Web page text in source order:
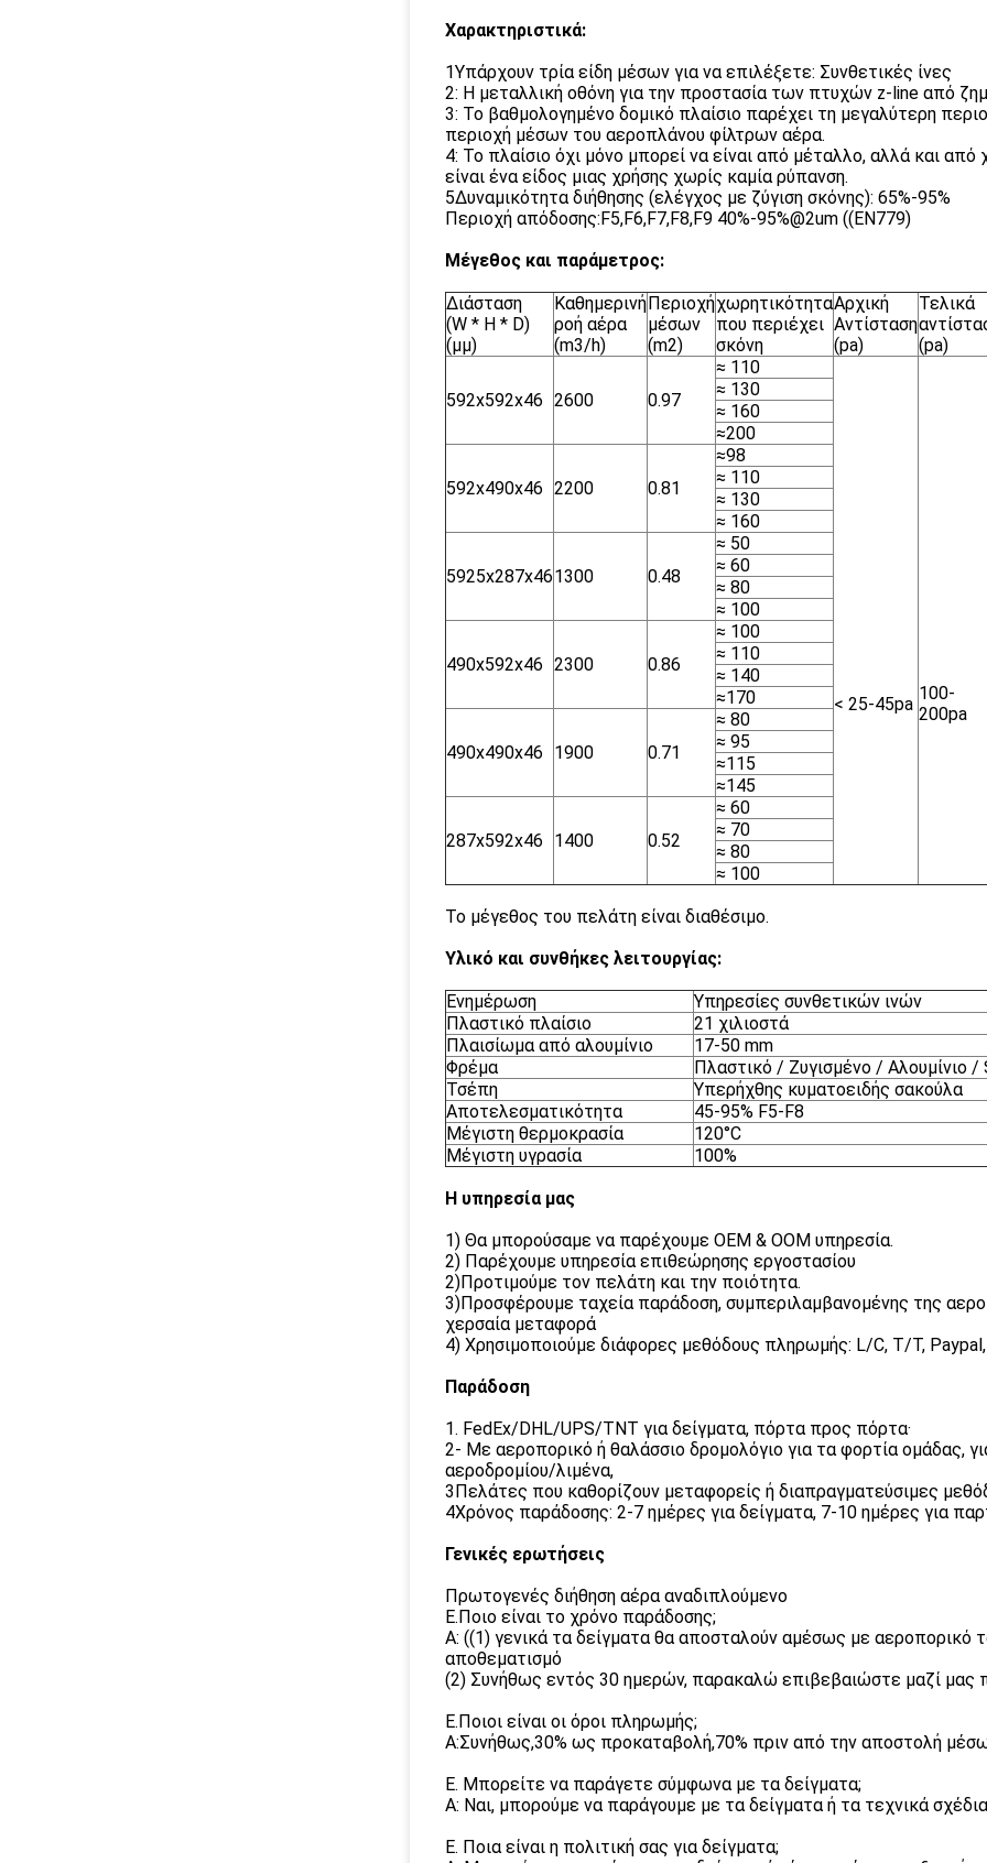
Χαρακτηριστικά:
1Υπάρχουν τρία είδη μέσων για να επιλέξετε: Συνθετικές ίνες
2: Η μεταλλική οθόνη για την προστασία των πτυχών z-line από
3: Το βαθμολογημένο δομικό πλαίσιο παρέχει τη μεγαλύτερη
περιοχή μέσων του αεροπλάνου φίλτρων αέρα.
4: Το πλαίσιο όχι μόνο μπορεί να είναι από μέταλλο, αλλά και
είναι ένα είδος μιας χρήσης χωρίς καμία ρύπανση.
5Δυναμικότητα διήθησης (ελέγχος με ζύγιση σκόνης): 65%-95%
Περιοχή απόδοσης:F5,F6,F7,F8,F9 40%-95%@2um ((EN779)
Μέγεθος και παράμετρος:
Διάσταση
(W * H * D)
(μμ)
Καθημερινή
ροή αέρα
(m3/h)
Περιοχή
μέσων
(m2)
χωρητικότητα
που περιέχει
σκόνη
Αρχική
Αντίσταση
(pa)
Τελικά
(pa)
592x592x46 2600 0.97
≈ 110
< 25-45pa
100-
200pa
≈ 130
≈ 160
≈200
592x490x46 2200 0.81
≈98
≈ 110
≈ 130
≈ 160
5925x287x461300 0.48
≈ 50
≈ 60
≈ 80
≈ 100
490x592x46 2300 0.86
≈ 100
≈ 110
≈ 140
≈170
490x490x46 1900 0.71
≈ 80
≈ 95
≈115
≈145
287x592x46 1400 0.52
≈ 60
≈ 70
≈ 80
≈ 100
Το μέγεθος του πελάτη είναι διαθέσιμο.
Υλικό και συνθήκες λειτουργίας:
Ενημέρωση
Υπηρεσίες συνθετικών ινών
Πλαστικό πλαίσιο
21 χιλιοστά
Πλαισίωμα από αλουμίνιο
17-50 mm
Φρέμα
Πλαστικό / Ζυγισμένο / Αλουμίνιο /
Τσέπη
Υπερήχθης κυματοειδής σακούλα
Αποτελεσματικότητα
45-95% F5-F8
Μέγιστη θερμοκρασία
120°C
Μέγιστη υγρασία
100%
Η υπηρεσία μας
1) Θα μπορούσαμε να παρέχουμε OEM & OOM υπηρεσία.
2) Παρέχουμε υπηρεσία επιθεώρησης εργοστασίου
2)Προτιμούμε τον πελάτη και την ποιότητα.
3)Προσφέρουμε ταχεία παράδοση, συμπεριλαμβανομένης της
χερσαία μεταφορά
4) Χρησιμοποιούμε διάφορες μεθόδους πληρωμής: L/C, T/T,
Παράδοση
1. FedEx/DHL/UPS/TNT για δείγματα, πόρτα προς πόρτα·
2- Με αεροπορικό ή θαλάσσιο δρομολόγιο για τα φορτία ομάδας,
αεροδρομίου/λιμένα,
3Πελάτες που καθορίζουν μεταφορείς ή διαπραγματεύσιμες
4Χρόνος παράδοσης: 2-7 ημέρες για δείγματα, 7-10 ημέρες για
Γενικές ερωτήσεις
Πρωτογενές διήθηση αέρα αναδιπλούμενο
Ε.Ποιο είναι το χρόνο παράδοσης;
Α: ((1) γενικά τα δείγματα θα αποσταλούν αμέσως με αεροπορικό
αποθεματισμό
(2) Συνήθως εντός 30 ημερών, παρακαλώ επιβεβαιώστε μαζί μας
Ε.Ποιοι είναι οι όροι πληρωμής;
Α:Συνήθως,30% ως προκαταβολή,70% πριν από την αποστολή
Ε. Μπορείτε να παράγετε σύμφωνα με τα δείγματα;
Α: Ναι, μπορούμε να παράγουμε με τα δείγματα ή τα τεχνικά
Ε. Ποια είναι η πολιτική σας για δείγματα;